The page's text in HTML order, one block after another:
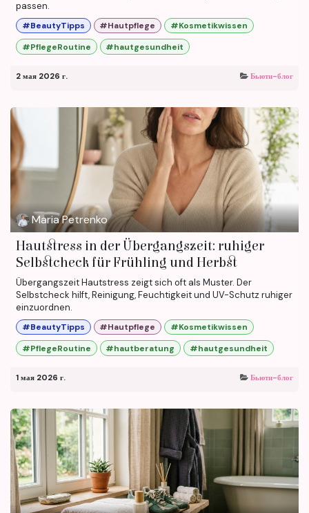
passen.
#BeautyTipps #Hautpflege
#Kosmetikwissen
#PflegeRoutine
#hautgesundheit
2 мая 2026 г. Бьюти-блог
Maria Petrenko
Hautstress in der Übergangszeit: ruhiger
Selbstcheck für Frühling und Herbst
Übergangszeit Hautstress zeigt sich oft als Muster. Der
Selbstcheck hilft, Reinigung, Feuchtigkeit und UV-Schutz ruhiger
einzuordnen.
#BeautyTipps #Hautpflege
#Kosmetikwissen
#PflegeRoutine
#hautberatung #hautgesundheit
1 мая 2026 г. Бьюти-блог